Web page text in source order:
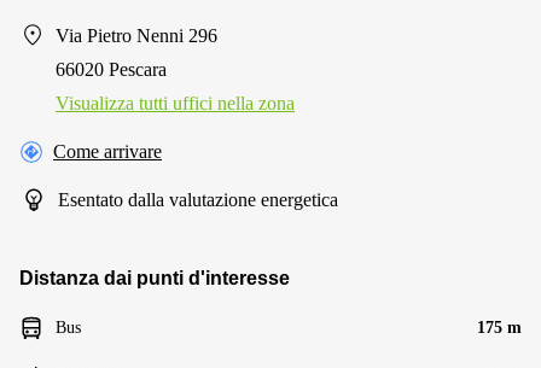
Via Pietro Nenni 296
66020 Pescara
Visualizza tutti uffici nella zona
Come arrivare
Esentato dalla valutazione energetica
Distanza dai punti d'interesse
Bus 175 m